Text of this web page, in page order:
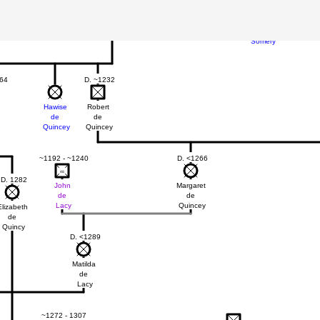
Hawise
de
Quincey
~1272 - 1307
D. <1289
Matilda
de
Lacy
~1192 - ~1240
John
de
Lacy
48
48
D. <1266
Margaret
de
Quincey
D. ~1232
Robert
de
Quincey
Somery
D. 1282
de
Quincy